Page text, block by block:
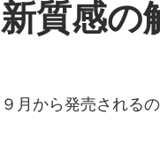
新質感の
９月から発売される